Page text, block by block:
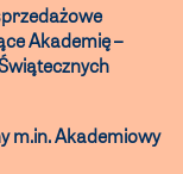
Akademię –
m.in. Akademiowy